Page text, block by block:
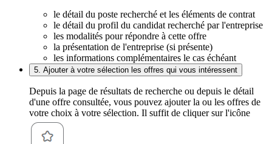
le détail du poste recherché et les éléments de contrat
le détail du profil du candidat recherché par l'entreprise
les modalités pour répondre à cette offre
la présentation de l'entreprise (si présente)
les informations complémentaires le cas échéant
5. Ajouter à votre sélection les offres qui vous intéressent
Depuis la page de résultats de recherche ou depuis le détail
d'une offre consultée, vous pouvez ajouter la ou les offres de
votre choix à votre sélection. Il suffit de cliquer sur l'icône